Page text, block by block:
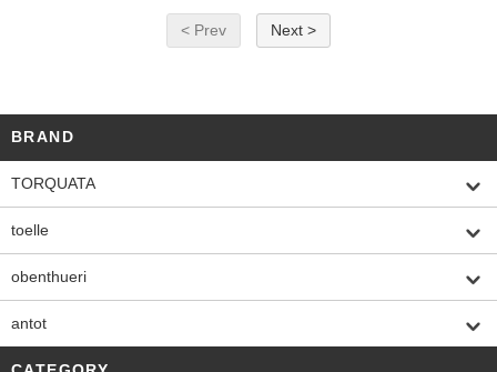
< Prev Next >
BRAND
TORQUATA
toelle
obenthueri
antot